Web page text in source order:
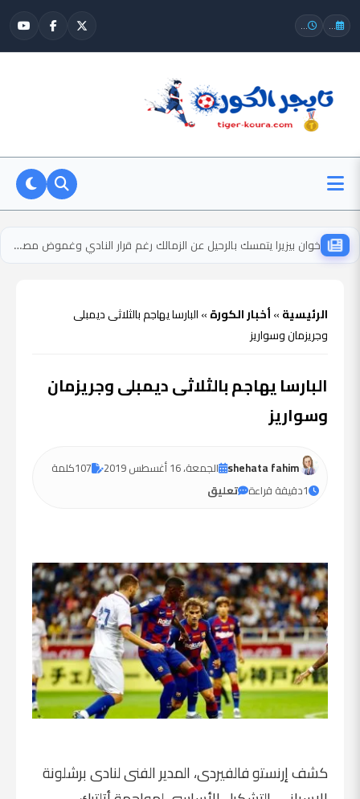
...
...
خوان بيزيرا يتمسك بالرحيل عن الزمالك رغم قرار النادي وغموض مصيره
الرئيسية»أخبار الكورة»البارسا يهاجم بالثلاثى ديمبلى
وجريزمان وسواريز
البارسا يهاجم بالثلاثى ديمبلى وجريزمان
وسواريز
shehata fahim الجمعة، 16 أغسطس 2019 107كلمة
1دقيقة قراءة تعليق
كشف إرنستو فالفيردى، المدير الفنى لنادى برشلونة